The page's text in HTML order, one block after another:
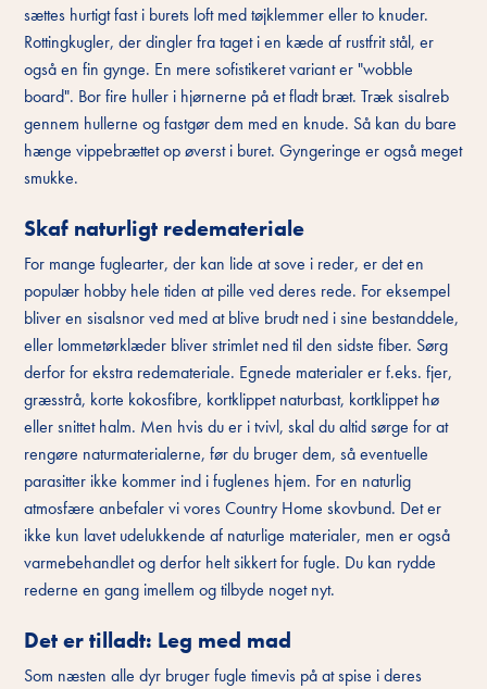
sættes hurtigt fast i burets loft med tøjklemmer eller to knuder.
Rottingkugler, der dingler fra taget i en kæde af rustfrit stål, er
også en fin gynge. En mere sofistikeret variant er "wobble
board". Bor fire huller i hjørnerne på et fladt bræt. Træk sisalreb
gennem hullerne og fastgør dem med en knude. Så kan du bare
hænge vippebrættet op øverst i buret. Gyngeringe er også meget
smukke.
Skaf naturligt redemateriale
For mange fuglearter, der kan lide at sove i reder, er det en
populær hobby hele tiden at pille ved deres rede. For eksempel
bliver en sisalsnor ved med at blive brudt ned i sine bestanddele,
eller lommetørklæder bliver strimlet ned til den sidste fiber. Sørg
derfor for ekstra redemateriale. Egnede materialer er f.eks. fjer,
græsstrå, korte kokosfibre, kortklippet naturbast, kortklippet hø
eller snittet halm. Men hvis du er i tvivl, skal du altid sørge for at
rengøre naturmaterialerne, før du bruger dem, så eventuelle
parasitter ikke kommer ind i fuglenes hjem. For en naturlig
atmosfære anbefaler vi vores Country Home skovbund. Det er
ikke kun lavet udelukkende af naturlige materialer, men er også
varmebehandlet og derfor helt sikkert for fugle. Du kan rydde
rederne en gang imellem og tilbyde noget nyt.
Det er tilladt: Leg med mad
Som næsten alle dyr bruger fugle timevis på at spise i deres